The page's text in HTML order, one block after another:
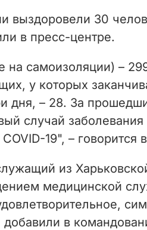
i
d
e
o
выздоровели 30
в пресс-центре.
на самоизоляции) –
у которых
дня, – 28. За
случай заболевания
19", – говорится
из
медицинской
добавили в